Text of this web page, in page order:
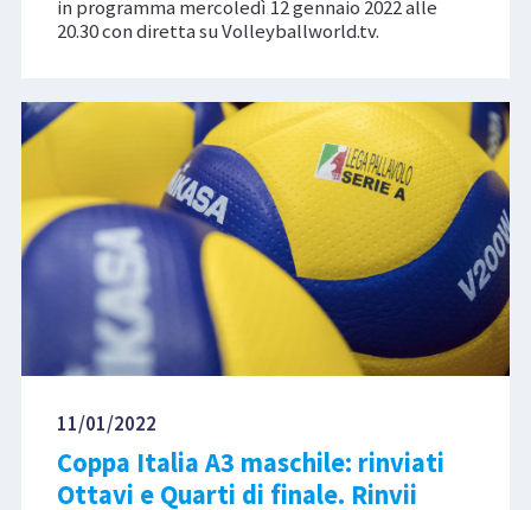
in programma mercoledì 12 gennaio 2022 alle
20.30 con diretta su Volleyballworld.tv.
11/01/2022
Coppa Italia A3 maschile: rinviati
Ottavi e Quarti di finale. Rinvii